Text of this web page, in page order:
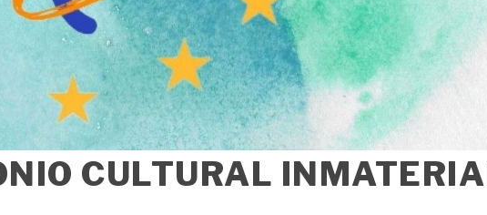
CULTURAL